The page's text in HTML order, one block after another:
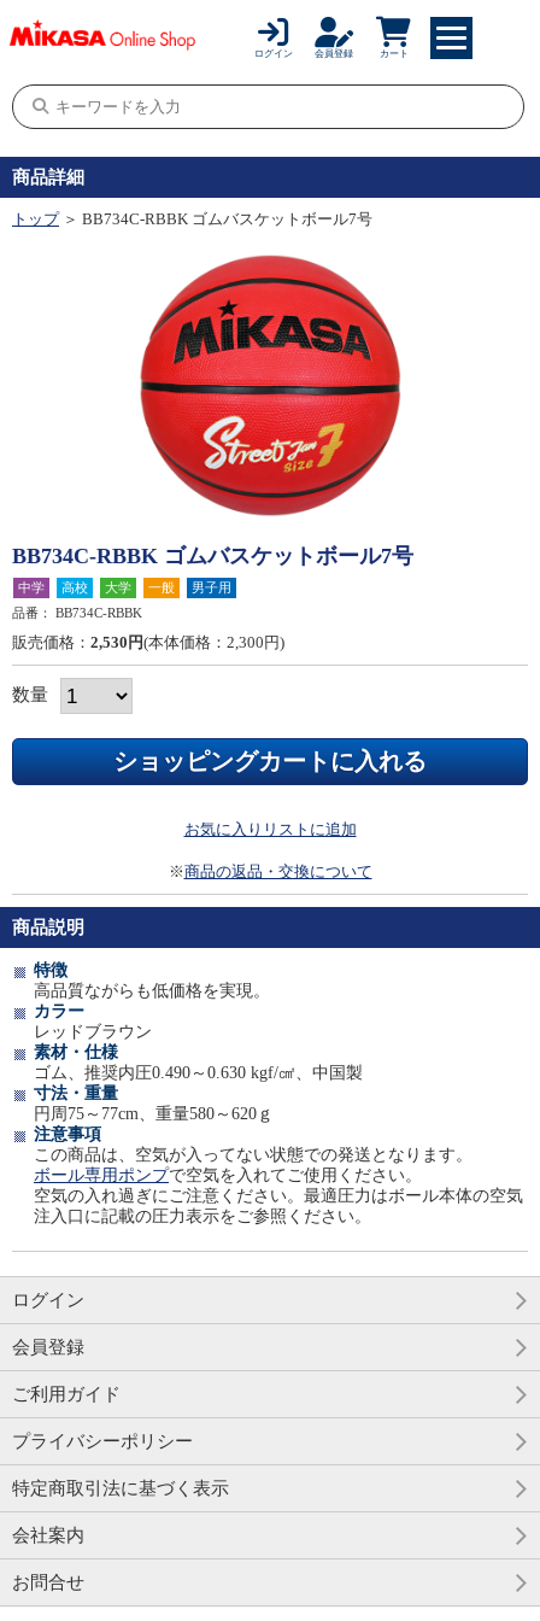
ログイン 会員登録 カート
商品詳細
トップ＞ BB734C-RBBK ゴムバスケットボール7号
BB734C-RBBK ゴムバスケットボール7号
中学 高校 大学 一般
男子用
品番：
BB734C-RBBK
販売価格： 2,530円(本体価格：2,300円)
数量
お気に入りリストに追加
※商品の返品・交換について
商品説明
特徴
高品質ながらも低価格を実現。
カラー
レッドブラウン
素材・仕様
ゴム、推奨内圧0.490～0.630 kgf/㎠、中国製
寸法・重量
円周75～77cm、重量580～620ｇ
注意事項
この商品は、空気が入ってない状態での発送となります。
ボール専用ポンプで空気を入れてご使用ください。
空気の入れ過ぎにご注意ください。最適圧力はボール本体の空気
注入口に記載の圧力表示をご参照ください。
ログイン
会員登録
ご利用ガイド
プライバシーポリシー
特定商取引法に基づく表示
会社案内
お問合せ